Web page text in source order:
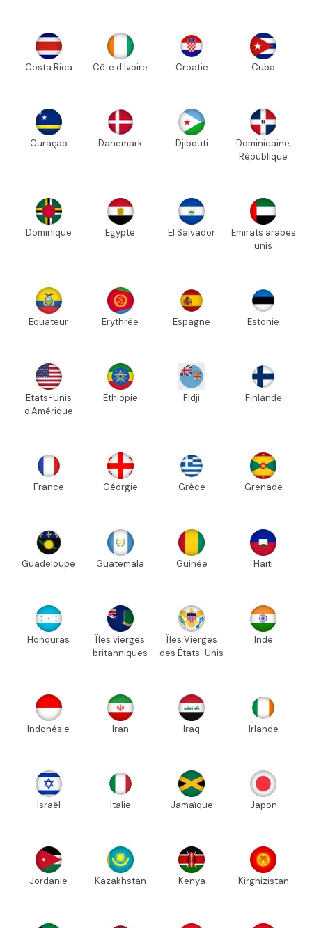
Costa Rica Côte d'Ivoire Croatie Cuba
Curaçao Danemark Djibouti
Dominicaine,
République
Dominique Egypte El Salvador
Emirats arabes
unis
Equateur Erythrée Espagne Estonie
Etats-Unis
d'Amérique
Ethiopie Fidji Finlande
France Géorgie Grèce Grenade
Guadeloupe Guatemala Guinée Haïti
Honduras
Îles vierges
britanniques
Îles Vierges
des États-Unis
Inde
Indonésie Iran Iraq Irlande
Israël Italie Jamaïque Japon
Jordanie Kazakhstan Kenya Kirghizistan